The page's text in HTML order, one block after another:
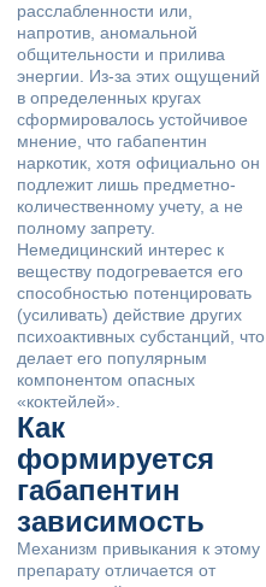
расслабленности или,
напротив, аномальной
общительности и прилива
энергии. Из-за этих ощущений
в определенных кругах
сформировалось устойчивое
мнение, что габапентин
наркотик, хотя официально он
подлежит лишь предметно-
количественному учету, а не
полному запрету.
Немедицинский интерес к
веществу подогревается его
способностью потенцировать
(усиливать) действие других
психоактивных субстанций, что
делает его популярным
компонентом опасных
«коктейлей».
Как
формируется
габапентин
зависимость
Механизм привыкания к этому
препарату отличается от